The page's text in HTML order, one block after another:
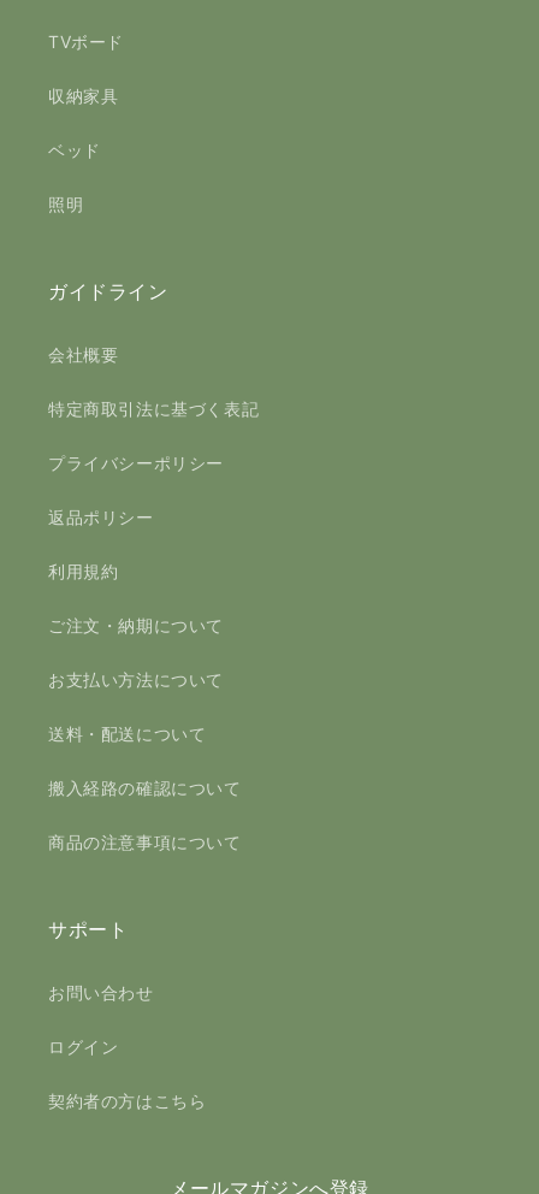
TVボード
収納家具
ベッド
照明
ガイドライン
会社概要
特定商取引法に基づく表記
プライバシーポリシー
返品ポリシー
利用規約
ご注文・納期について
お支払い方法について
送料・配送について
搬入経路の確認について
商品の注意事項について
サポート
お問い合わせ
ログイン
契約者の方はこちら
メールマガジンへ登録